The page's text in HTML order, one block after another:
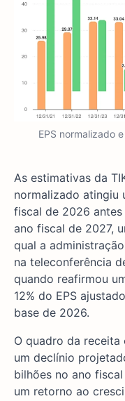
EPS normalizado
As estimativas da
normalizado atingiu
fiscal de 2026
ano fiscal de 2027,
qual a
na teleconferência
quando reafirmou
12% do EPS
base de 2026.
O quadro da
um declínio
bilhões no ano
um retorno ao